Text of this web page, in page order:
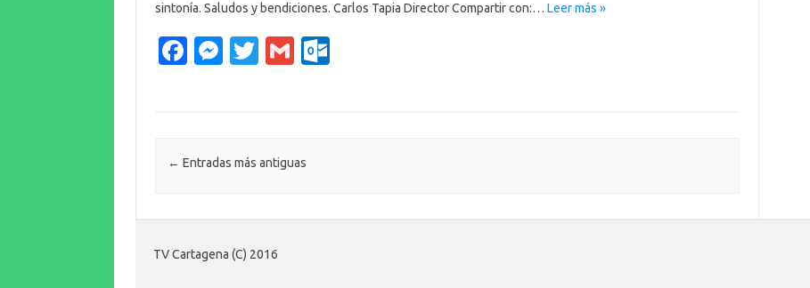
sintonía. Saludos y bendiciones. Carlos Tapia Director Compartir con:… Leer más »
Fa
o
M
g
T
r
G
Navegación de entradas
← Entradas más antiguas
TV Cartagena (C) 2016